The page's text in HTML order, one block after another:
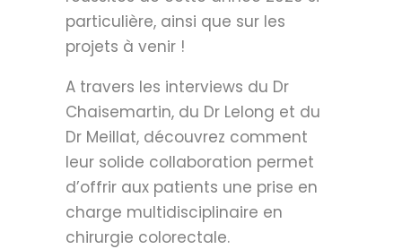
particulière, ainsi que sur les
projets à venir !
A travers les interviews du Dr
Chaisemartin, du Dr Lelong et du
Dr Meillat, découvrez comment
leur solide collaboration permet
d’offrir aux patients une prise en
charge multidisciplinaire en
chirurgie colorectale.